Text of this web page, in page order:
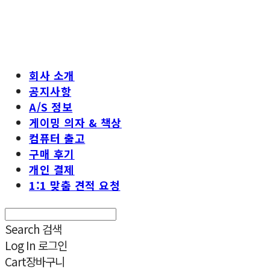
회사 소개
공지사항
A/S 정보
게이밍 의자 & 책상
컴퓨터 출고
구매 후기
개인 결제
1:1 맞춤 견적 요청
Search 검색
Log In 로그인
Cart장바구니